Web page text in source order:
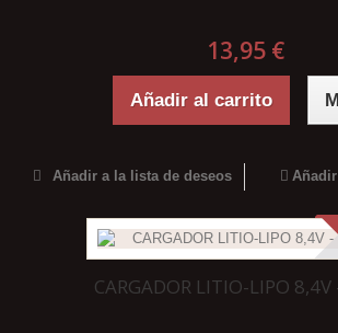
13,95 €
Añadir al carrito
Añadir a la lista de deseos
CARGADOR LITIO-LIPO